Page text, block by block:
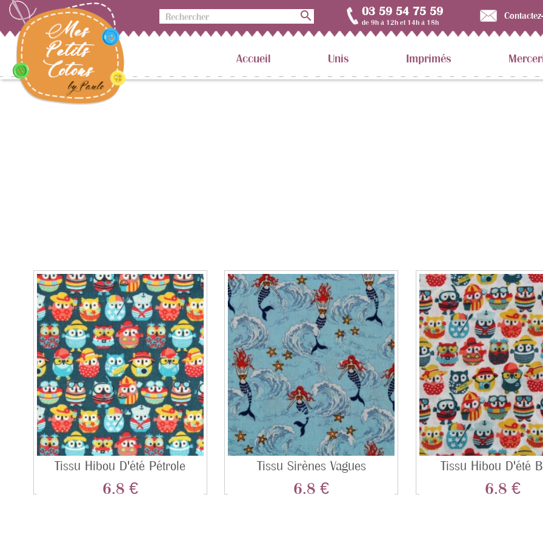
 03 59 54 75 59
de 9h à 12h et 14h à 18h
Accueil Unis Imprimés
Tissu Hibou D'été Pétrole
Prix
6.8 €
Tissu Sirènes Vagues
Prix
6.8 €
Tissu Hibou D'été
Prix
6.8 €